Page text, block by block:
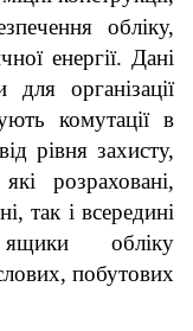
обліку,
енергії. Дані
для організації
комутації в
рівня захисту,
розраховані,
так і всередині
ящики обліку
побутових